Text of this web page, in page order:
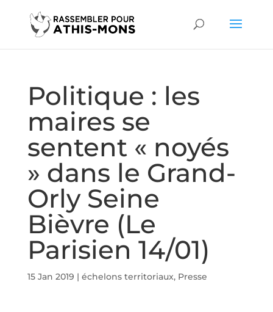
Politique : les
maires se
sentent « noyés
» dans le Grand-
Orly Seine
Bièvre (Le
Parisien 14/01)
15 Jan 2019 | échelons territoriaux, Presse